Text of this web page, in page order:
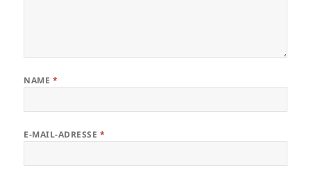
NAME *
E-MAIL-ADRESSE *